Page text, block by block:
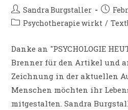
Beitrags-
Autor:
Sandra Burgstaller
Beitrag
Beitrags-
Psychotherapie wirkt /
Danke an "PSYCHOLOGIE
Brenner für den Artikel und
Zeichnung in der aktuellen
Menschen möchten ihr
mitgestalten. Sandra